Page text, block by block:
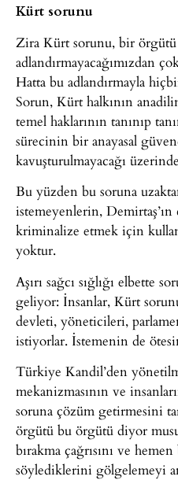
Kürt sorunu
Zira Kürt sorunu, bir örgütü
adlandırmayacağımızdan
Hatta bu adlandırmayla
Sorun, Kürt halkının
temel haklarının tanınıp
sürecinin bir anayasal
kavuşturulmayacağı
Bu yüzden bu soruna
istemeyenlerin, Demirtaş’ın
kriminalize etmek için
yoktur.
Aşırı sağcı sığlığı elbette
geliyor: İnsanlar, Kürt
devleti, yöneticileri,
istiyorlar. İstemenin de
Türkiye Kandil’den
mekanizmasının ve
soruna çözüm getirmesini
örgütü bu örgütü diyor
bırakma çağrısını ve
söylediklerini gölgelemeyi